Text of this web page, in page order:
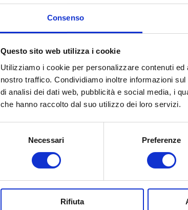
Consenso
Questo sito web utilizza i cookie
Utilizziamo i cookie per personalizzare contenuti
nostro traffico. Condividiamo inoltre informazioni
di analisi dei dati web, pubblicità e social media, i
che hanno raccolto dal suo utilizzo dei loro servizi.
Necessari Preferenze
Rifiuta